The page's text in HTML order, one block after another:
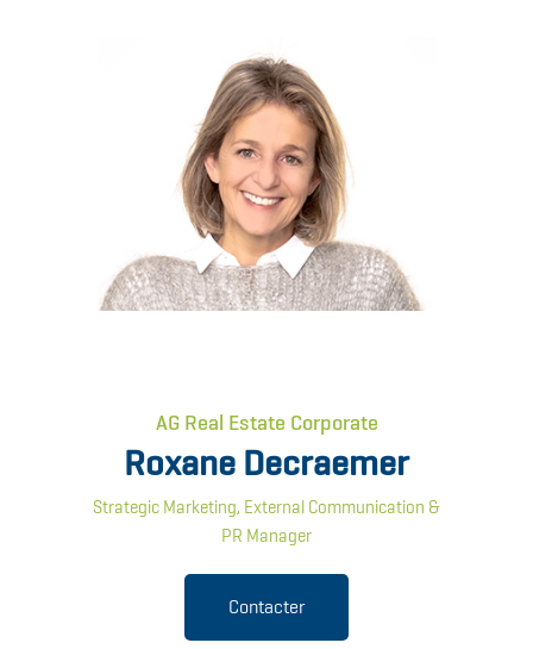
AG Real Estate Corporate
Roxane Decraemer
Strategic Marketing, External Communication &
PR Manager
Contacter